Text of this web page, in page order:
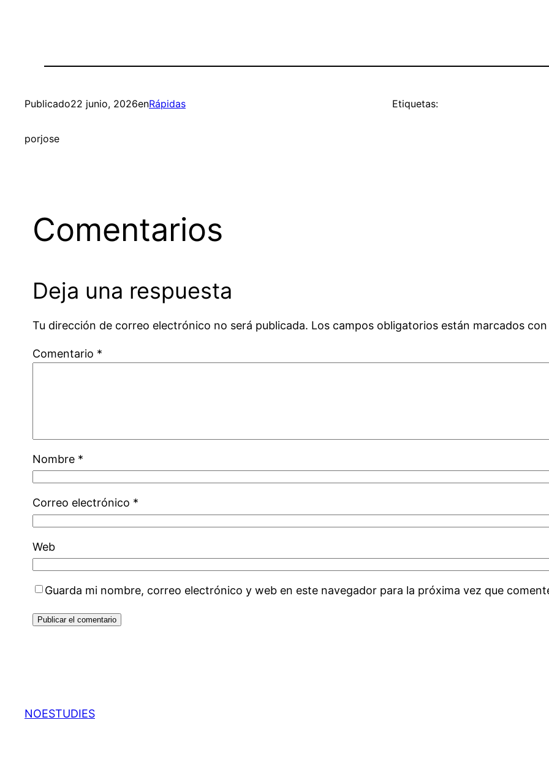
Publicado22 junio, 2026enRápidas
porjose
Etiquetas:
Comentarios
Deja una respuesta
Tu dirección de correo electrónico no será publicada. Los campos obligatorios están marcados
Comentario *
Nombre *
Correo electrónico *
Web
Guarda mi nombre, correo electrónico y web en este navegador para la próxima vez que
NOESTUDIES